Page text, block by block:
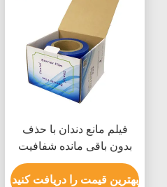
فیلم مانع دندان با حذف
بدون باقی مانده شفافیت
عالی و هسته ماندگار برای
حفاظت از تجهیزات پزشکی
بهترین قیمت را دریافت کنید